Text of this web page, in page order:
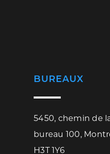
BUREAUX
5450, chemin de
bureau 100,
H3T 1Y6